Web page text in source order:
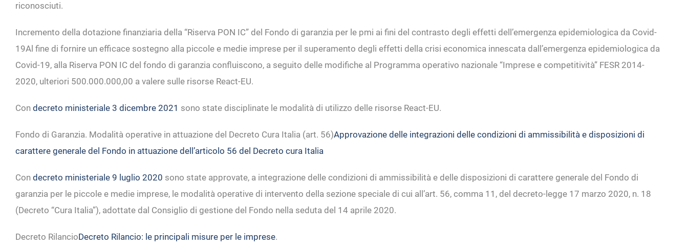
riconosciuti.
Incremento della dotazione finanziaria della “Riserva PON IC” del Fondo di garanzia per le pmi ai fini del contrasto degli effetti dell’emergenza epidemiologica da Covid-
19Al fine di fornire un efficace sostegno alla piccole e medie imprese per il superamento degli effetti della crisi economica innescata dall’emergenza epidemiologica da
Covid-19, alla Riserva PON IC del fondo di garanzia confluiscono, a seguito delle modifiche al Programma operativo nazionale “Imprese e competitività” FESR 2014-
2020, ulteriori 500.000.000,00 a valere sulle risorse React-EU.
Con decreto ministeriale 3 dicembre 2021 sono state disciplinate le modalità di utilizzo delle risorse React-EU.
Fondo di Garanzia. Modalità operative in attuazione del Decreto Cura Italia (art. 56)Approvazione delle integrazioni delle condizioni di ammissibilità e disposizioni di
carattere generale del Fondo in attuazione dell’articolo 56 del Decreto cura Italia
Con decreto ministeriale 9 luglio 2020 sono state approvate, a integrazione delle condizioni di ammissibilità e delle disposizioni di carattere generale del Fondo di
garanzia per le piccole e medie imprese, le modalità operative di intervento della sezione speciale di cui all’art. 56, comma 11, del decreto-legge 17 marzo 2020, n. 18
(Decreto “Cura Italia”), adottate dal Consiglio di gestione del Fondo nella seduta del 14 aprile 2020.
Decreto RilancioDecreto Rilancio: le principali misure per le imprese.